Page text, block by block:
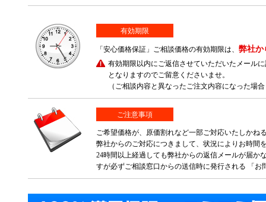
有効期限
「安心価格保証」ご相談価格の有効期限は、 弊社か
有効期限以内にご返信させていただいたメール
となりますのでご留意くださいませ。
（ご相談内容と異なったご注文内容になった場
ご注意事項
ご希望価格が、原価割れなど一部ご対応いたしかね
弊社からのご対応につきまして、状況によりお時間
24時間以上経過しても弊社からの返信メールが届か
すが必ずご相談窓口からの送信時に発行される 「